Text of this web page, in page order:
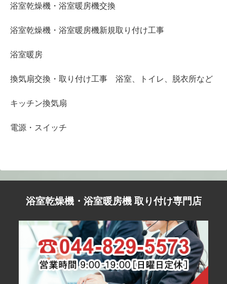
浴室乾燥機・浴室暖房機交換
浴室乾燥機・浴室暖房機新規取り付け工事
浴室暖房
換気扇交換・取り付け工事 浴室、トイレ、脱衣所など
キッチン換気扇
電源・スイッチ
浴室乾燥機・浴室暖房機 取り付け専門店